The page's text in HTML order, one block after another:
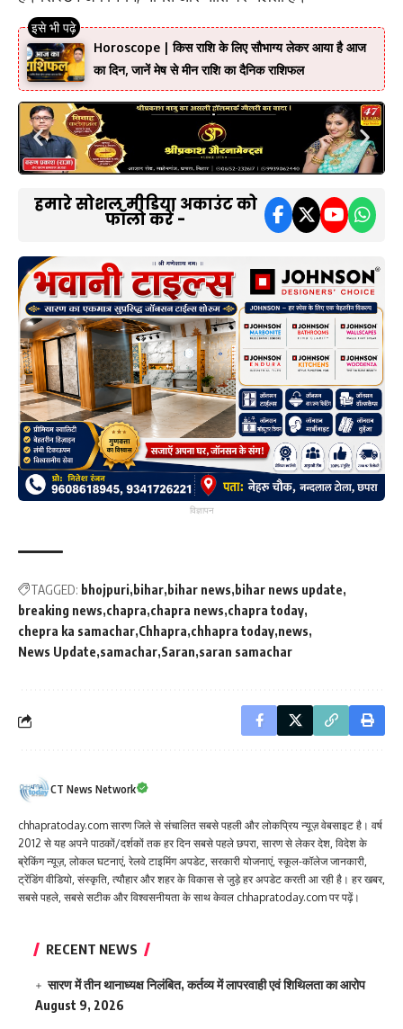
Horoscope | किस राशि के लिए सौभाग्य लेकर आया है आज
का दिन, जानें मेष से मीन राशि का दैनिक राशिफल
हमारे सोशल मीडिया अकाउंट को
फॉलो करें -
विज्ञापन
TAGGED: bhojpuri bihar bihar news bihar news update
breaking news chapra chapra news chapra today
chepra ka samachar Chhapra chhapra today news
News Update samachar Saran saran samachar
CT News Network
chhapratoday.com सारण जिले से संचालित सबसे पहली और लोकप्रिय न्यूज़ वेबसाइट है। वर्ष
2012 से यह अपने पाठकों/दर्शकों तक हर दिन सबसे पहले छपरा, सारण से लेकर देश, विदेश के
ब्रेकिंग न्यूज़, लोकल घटनाएं, रेलवे टाइमिंग अपडेट, सरकारी योजनाएं, स्कूल-कॉलेज जानकारी,
ट्रेंडिंग वीडियो, संस्कृति, त्यौहार और शहर के विकास से जुड़े हर अपडेट करती आ रही है। हर खबर,
सबसे पहले, सबसे सटीक और विश्वसनीयता के साथ केवल chhapratoday.com पर पढ़ें।
RECENT NEWS
सारण में तीन थानाध्यक्ष निलंबित, कर्तव्य में लापरवाही एवं शिथिलता का आरोप
August 9, 2026